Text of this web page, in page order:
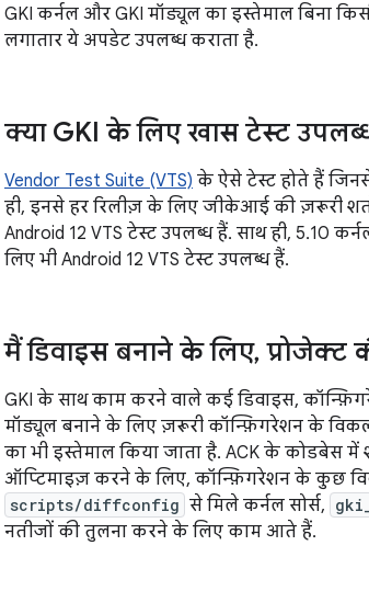
GKI कर्नल और GKI मॉड्यूल का इस्तेमाल बिना
लगातार ये अपडेट उपलब्ध कराता है.
क्या GKI के लिए खास टेस्ट
Vendor Test Suite (VTS) के ऐसे टेस्ट होते हैं
ही, इनसे हर रिलीज़ के लिए जीकेआई की ज़रूरी
Android 12 VTS टेस्ट उपलब्ध हैं. साथ ही, 5.10
लिए भी Android 12 VTS टेस्ट उपलब्ध हैं.
मैं डिवाइस बनाने के लिए, प्रोजेक्ट
GKI के साथ काम करने वाले कई डिवाइस,
मॉड्यूल बनाने के लिए ज़रूरी कॉन्फ़िगरेशन के
का भी इस्तेमाल किया जाता है. ACK के कोडबेस में
ऑप्टिमाइज़ करने के लिए, कॉन्फ़िगरेशन के कुछ
scripts/diffconfig से मिले कर्नल सोर्स,
नतीजों की तुलना करने के लिए काम आते हैं.